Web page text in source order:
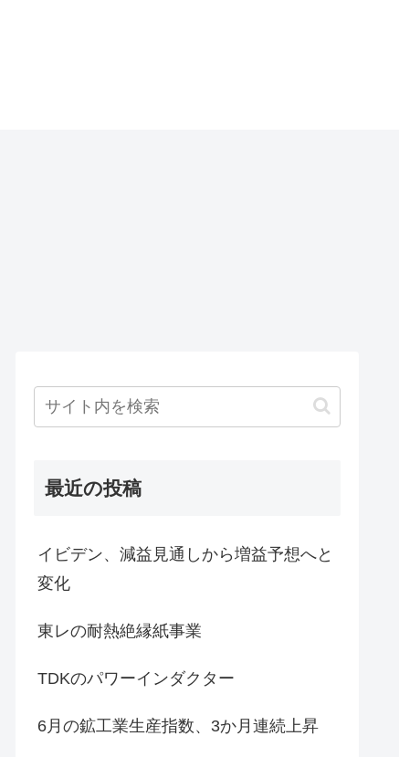
最近の投稿
イビデン、減益見通しから増益予想へと
変化
東レの耐熱絶縁紙事業
TDKのパワーインダクター
6月の鉱工業生産指数、3か月連続上昇